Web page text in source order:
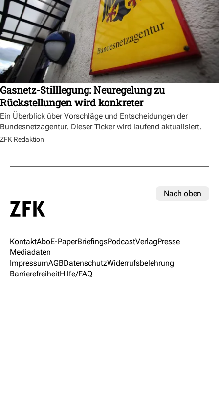
Gasnetz-Stilllegung: Neuregelung zu
Rückstellungen wird konkreter
Ein Überblick über Vorschläge und Entscheidungen der
Bundesnetzagentur. Dieser Ticker wird laufend aktualisiert.
ZFK Redaktion
Nach oben
KontaktAboE-PaperBriefingsPodcastVerlagPresse
Mediadaten
ImpressumAGBDatenschutzWiderrufsbelehrung
BarrierefreiheitHilfe/FAQ